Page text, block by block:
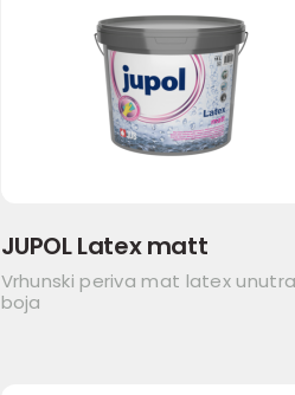
JUPOL Latex matt
Vrhunski periva mat latex
boja